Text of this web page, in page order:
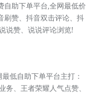
自助下单平台,全网最低价
刷赞、抖音双击评论、抖
说赞、说说评论浏览!
低自助下单平台主打：
务、王者荣耀人气点赞、